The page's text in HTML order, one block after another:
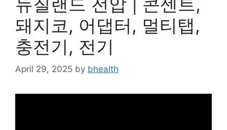
돼지코, 어댑터, 멀티탭,
충전기, 전기
April 29, 2025 by bhealth